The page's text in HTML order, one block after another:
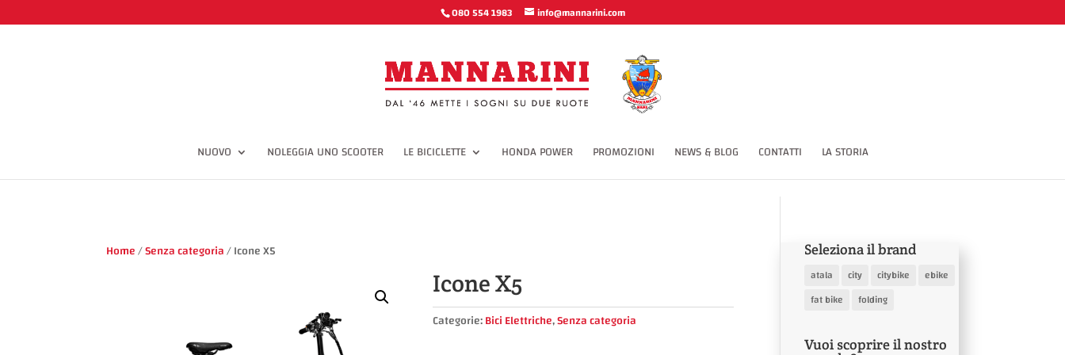
input#cbx.inp-cbx(type='checkbox', style='display: none') label.cbx(for='cbx') span svg(width='12px', height='10px', viewbox='0 0 12 10') polyline(points='1.5 6 4.5 9 10.5 1') span CodePenChallenge
080 554 1983 info@mannarini.com
NUOVO NOLEGGIA UNO SCOOTER LE BICICLETTE HONDA POWER PROMOZIONI NEWS & BLOG CONTATTI LA STORIA
Home/Senza categoria/ Icone X5
Icone X5
Categorie:Bici Elettriche,Senza categoria
Seleziona il brand
atala city citybike
ebike
fat bike
folding
Vuoi scoprire il nostro